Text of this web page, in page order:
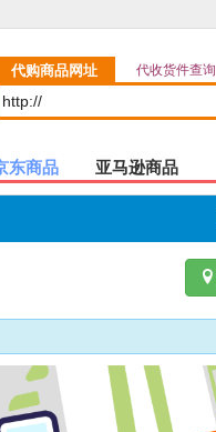
代购商品网址 代收货件查询
东商品 亚马逊商品
